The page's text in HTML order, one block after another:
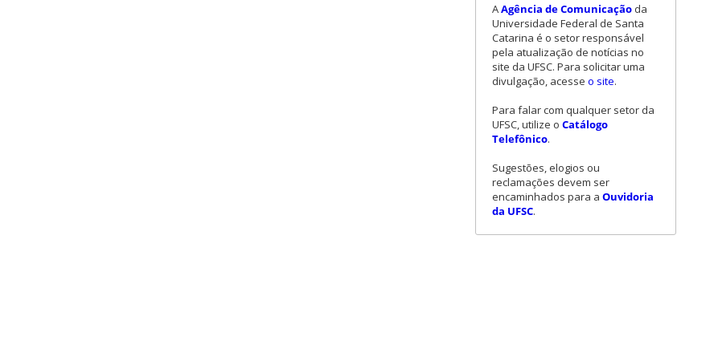
AAgência de Comunicação da
Universidade Federal de Santa
Catarina é o setor responsável
pela atualização de notícias no
site da UFSC. Para solicitar uma
divulgação, acesse o site.
Para falar com qualquer setor da
UFSC, utilize o Catálogo
Telefônico.
Sugestões, elogios ou
reclamações devem ser
encaminhados para a Ouvidoria
da UFSC.